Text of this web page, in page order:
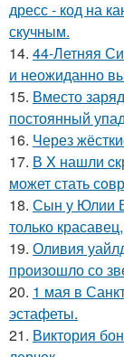
дресс - код на
скучным.
14. 44-Летняя
и неожиданно
15. Вместо
постоянный
16. Через
17. В X нашли
может стать
18. Сын у Юлии
только
19. Оливия
произошло со
20. 1 мая в
эстафеты.
21. Виктория